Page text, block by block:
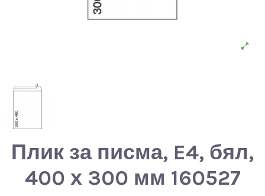
Плик за писма, E4, бял,
400 х 300 мм 160527